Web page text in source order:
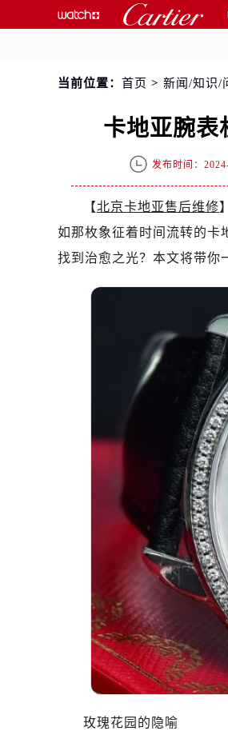
当前位置： 首页 > 新闻/知识/
卡地亚腕表
发布时间：
【北京卡地亚售后维修
如那枚象征着时间流转的卡
找到治愈之光？本文将带你
玫瑰花园的隐喻